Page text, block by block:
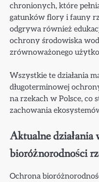
chronionych, które
gatunków flory i fauny
odgrywa również
ochrony środowiska
zrównoważonego
Wszystkie te działania
długoterminowej
na rzekach w Polsce, co
zachowania
Aktualne działania
bioróżnorodności
Ochrona